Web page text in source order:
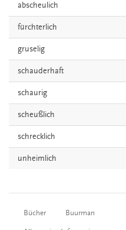
abscheulich
fürchterlich
gruselig
schauderhaft
schaurig
scheußlich
schrecklich
unheimlich
Bücher Buurman